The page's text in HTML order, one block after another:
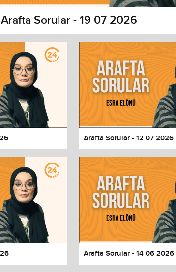
Arafta Sorular - 19 07 2026
Arafta Sorular - 12 07 2026
Arafta Sorular - 14 06 2026